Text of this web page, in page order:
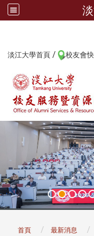
淡江大學首頁 / 校友會
首頁 最新消息